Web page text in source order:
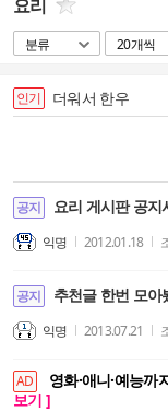
요리
분류 20개씩
인기 더워서 한우
공지 요리 게시판 공지사
익명 2012.01.18
공지 추천글 한번 모아
익명 2013.07.21
AD 영화·애니·예능
보기 ]